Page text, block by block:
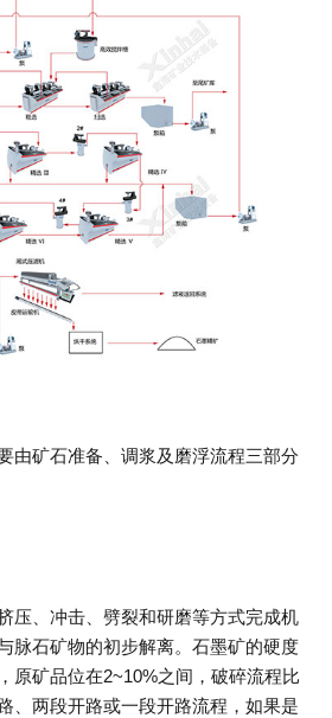
由矿石准备、调浆及磨浮流程三部分
压、冲击、劈裂和研磨等方式完成机
脉石矿物的初步解离。石墨矿的硬度
原矿品位在2~10%之间，破碎流程比
、两段开路或一段开路流程，如果是